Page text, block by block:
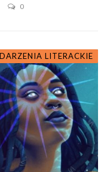
0
LITERACKIE